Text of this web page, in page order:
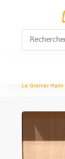
Le Grenier Malin